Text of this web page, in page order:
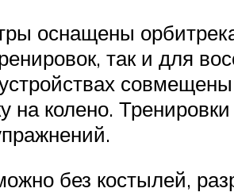
оснащены
так и для
на колено.
без костылей,